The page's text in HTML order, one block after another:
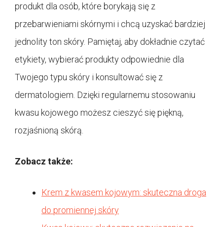
produkt dla osób, które borykają się z
przebarwieniami skórnymi i chcą uzyskać bardziej
jednolity ton skóry. Pamiętaj, aby dokładnie czytać
etykiety, wybierać produkty odpowiednie dla
Twojego typu skóry i konsultować się z
dermatologiem. Dzięki regularnemu stosowaniu
kwasu kojowego możesz cieszyć się piękną,
rozjaśnioną skórą.
Zobacz także:
Krem z kwasem kojowym: skuteczna droga
do promiennej skóry